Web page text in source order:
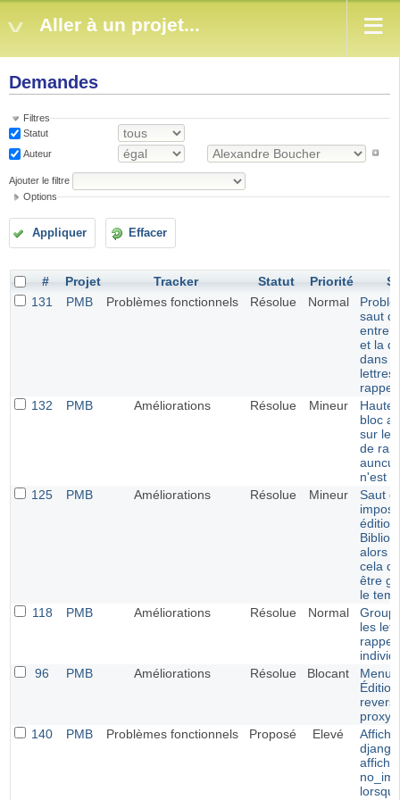
Aller à un projet...
Demandes
Filtres
Statut
Auteur
Ajouter le filtre
Options
Appliquer Effacer
# Projet Tracker Statut Priorité
131
PMB Problèmes fonctionnels Résolue Normal
saut
entre
et la
dans
lettres
rappel
132
PMB Améliorations Résolue Mineur
bloc
sur
de
n'est
125
PMB Améliorations Résolue Mineur
Saut
alors
cela
être
le
118
PMB Améliorations Résolue Normal
les
rappel
96
PMB Améliorations Résolue Blocant
Menu
proxy
140
PMB Problèmes fonctionnels Proposé Elevé